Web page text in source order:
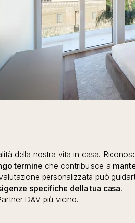
della nostra vita in casa.
termine che contribuisce a
personalizzata può
specifiche della tua casa.
D&V più vicino.